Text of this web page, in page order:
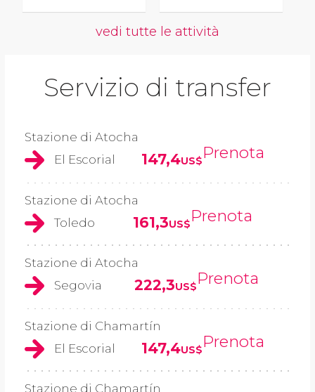
vedi tutte le attività
Servizio di transfer
Stazione di Atocha
El Escorial
147,4US$Prenota
Stazione di Atocha
Toledo
161,3US$Prenota
Stazione di Atocha
Segovia
222,3US$Prenota
Stazione di Chamartín
El Escorial
147,4US$Prenota
Stazione di Chamartín